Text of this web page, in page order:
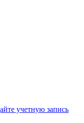
учетную запись